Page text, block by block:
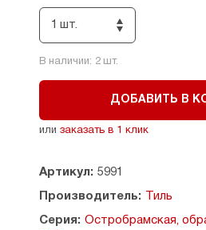
1 шт.
В наличии: 2шт.
ДОБАВИТЬ В
или заказать в 1 клик
Артикул: 5991
Производитель: Тиль
Серия: Остробрамская,